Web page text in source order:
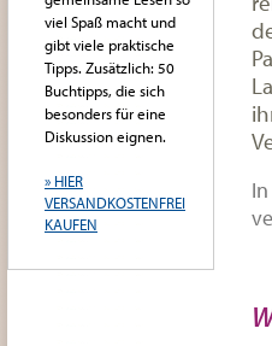
In
viel Spaß macht und
gibt viele praktische
Tipps. Zusätzlich: 50
Buchtipps, die sich
besonders für eine
Diskussion eignen.
» HIER
VERSANDKOSTENFREI
KAUFEN